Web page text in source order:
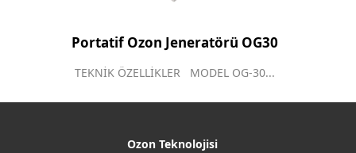
Portatif Ozon Jeneratörü OG30
TEKNİK ÖZELLİKLER MODEL OG-30...
Ozon Teknolojisi